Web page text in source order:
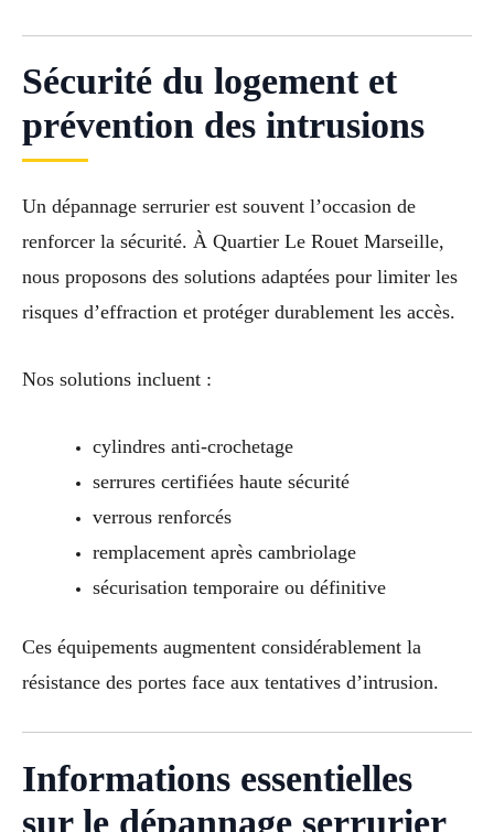
Sécurité du logement et
prévention des intrusions
Un dépannage serrurier est souvent l’occasion de
renforcer la sécurité. À Quartier Le Rouet Marseille,
nous proposons des solutions adaptées pour limiter les
risques d’effraction et protéger durablement les accès.
Nos solutions incluent :
cylindres anti-crochetage
serrures certifiées haute sécurité
verrous renforcés
remplacement après cambriolage
sécurisation temporaire ou définitive
Ces équipements augmentent considérablement la
résistance des portes face aux tentatives d’intrusion.
Informations essentielles
sur le dépannage serrurier